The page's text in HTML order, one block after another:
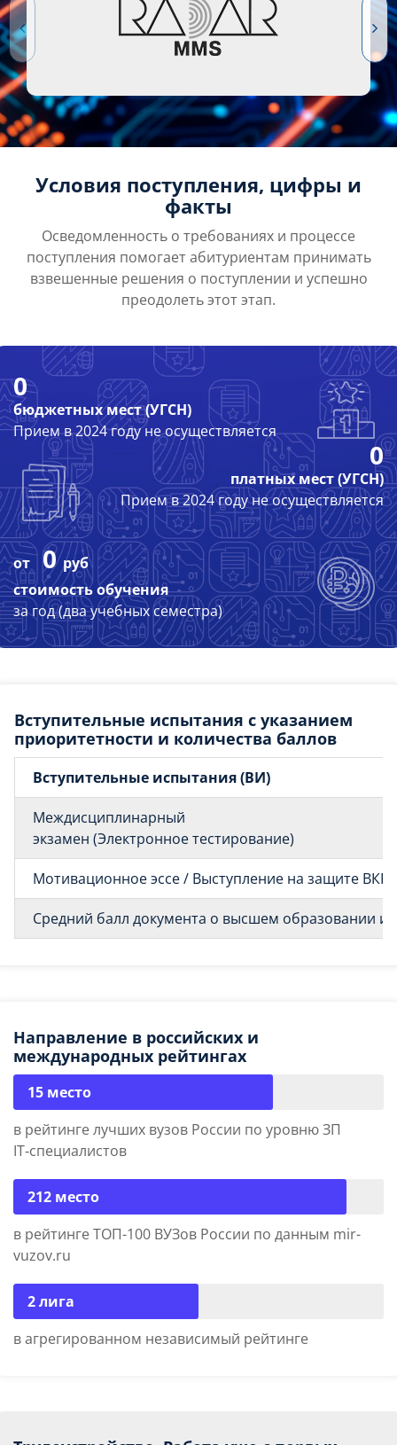
Условия поступления, цифры и
факты
Осведомленность о требованиях и процессе
поступления помогает абитуриентам принимать
взвешенные решения о поступлении и успешно
преодолеть этот этап.
0
бюджетных мест (УГСН)
Прием в 2024 году не осуществляется
0
платных мест (УГСН)
Прием в 2024 году не осуществляется
от 0руб
стоимость обучения
за год (два учебных семестра)
Вступительные испытания с указанием
приоритетности и количества баллов
Вступительные испытания (ВИ)
Междисциплинарный
экзамен (Электронное тестирование)
Мотивационное эссе / Выступление на защите ВКР
Средний балл документа о высшем образовании и
Направление в российских и
международных рейтингах
15 место
в рейтинге лучших вузов России по уровню ЗП
IT‑специалистов
212 место
в рейтинге ТОП-100 ВУЗов России по данным mir-
vuzov.ru
2 лига
в агрегированном независимый рейтинге